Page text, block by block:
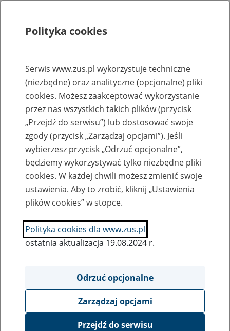
Rejestry, ewidencje i archiwa
Baza zlikwidowanych lub
przekształconych zakładów pracy
Nazwa zakładu pracy:
SZUKAJ
Ukryj wszystkie pozycje bazy
Polityka cookies
Serwis www.zus.pl wykorzystuje techniczne
(niezbędne) oraz analityczne (opcjonalne) pliki
cookies. Możesz zaakceptować wykorzystanie
przez nas wszystkich takich plików (przycisk
„Przejdź do serwisu”) lub dostosować swoje
zgody (przycisk „Zarządzaj opcjami”). Jeśli
wybierzesz przycisk „Odrzuć opcjonalne”,
będziemy wykorzystywać tylko niezbędne pliki
cookies. W każdej chwili możesz zmienić swoje
ustawienia. Aby to zrobić, kliknij „Ustawienia
plików cookies” w stopce.
Polityka cookies dla www.zus.pl
ostatnia aktualizacja 19.08.2024 r.
Odrzuć opcjonalne
Zarządzaj opcjami
Przejdź do serwisu